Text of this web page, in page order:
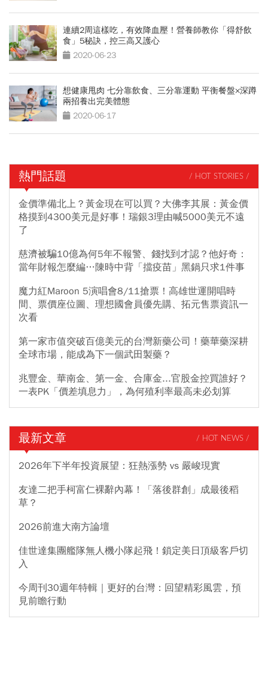
連續2周這樣吃，有效降血壓！營養師教你「得舒飲
食」5秘訣，控三高又護心
2020-06-23
想健康甩肉 七分靠飲食、三分靠運動 平衡餐盤×深蹲
兩招養出完美體態
2020-06-17
熱門話題 / HOT STORIES /
金價準備北上？黃金現在可以買？大佛李其展：黃金價
格摸到4300美元是好事！瑞銀3理由喊5000美元不遠
了
慈濟被騙10億為何5年不報警、錢找到才認？他好奇：
當年財報怎麼編…陳時中背「擋疫苗」黑鍋只求1件事
魔力紅Maroon 5演唱會8/11搶票！高雄世運開唱時
間、票價座位圖、理想國會員優先購、拓元售票資訊一
次看
第一家市值突破百億美元的台灣新藥公司！藥華藥深耕
全球市場，能成為下一個武田製藥？
兆豐金、華南金、第一金、合庫金...官股金控買誰好？
一表PK「價差填息力」，為何殖利率最高未必划算
最新文章 / HOT NEWS /
2026年下半年投資展望：狂熱漲勢 vs 嚴峻現實
友達二把手柯富仁裸辭內幕！「落後群創」成最後稻
草？
2026前進大南方論壇
佳世達集團艦隊無人機小隊起飛！鎖定美日頂級客戶切
入
今周刊30週年特輯｜更好的台灣：回望精彩風雲，預
見前瞻行動